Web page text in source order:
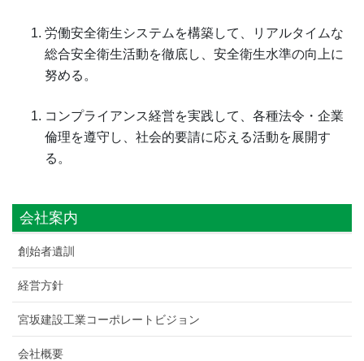
労働安全衛生システムを構築して、リアルタイムな
総合安全衛生活動を徹底し、安全衛生水準の向上に
努める。
コンプライアンス経営を実践して、各種法令・企業
倫理を遵守し、社会的要請に応える活動を展開す
る。
会社案内
創始者遺訓
経営方針
宮坂建設工業コーポレートビジョン
会社概要